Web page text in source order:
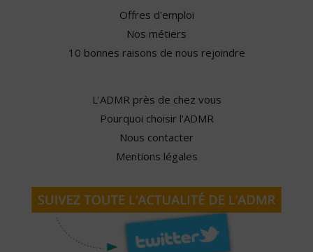
Offres d'emploi
Nos métiers
10 bonnes raisons de nous rejoindre
L'ADMR près de chez vous
Pourquoi choisir l'ADMR
Nous contacter
Mentions légales